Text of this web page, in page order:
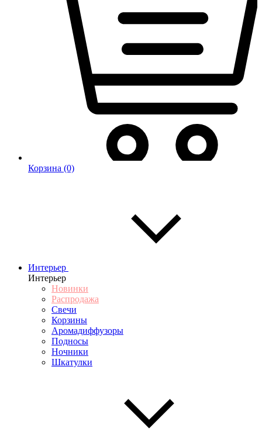
Корзина (0)
Интерьер
Интерьер
Новинки
Распродажа
Свечи
Корзины
Аромадиффузоры
Подносы
Ночники
Шкатулки